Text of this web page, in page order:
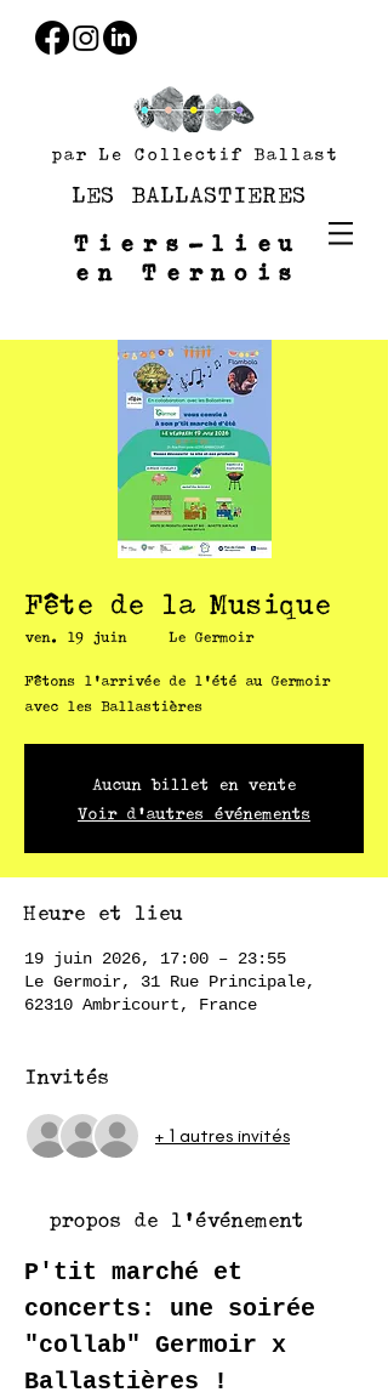
par Le Collectif Ballast
LES BALLASTIERES
Tiers-lieu
en Ternois
Fête de la Musique
ven. 19 juin
  |
Le Germoir
Fêtons l'arrivée de l'été au Germoir
avec les Ballastières
Aucun billet en vente
Voir d'autres événements
Heure et lieu
19 juin 2026, 17:00 – 23:55
Le Germoir, 31 Rue Principale,
62310 Ambricourt, France
Invités
+ 1 autres invités
À propos de l'événement
P'tit marché et
concerts: une soirée
"collab" Germoir x
Ballastières !